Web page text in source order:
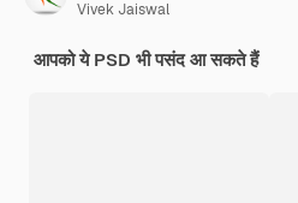
Vivek Jaiswal
आपको ये PSD भी पसंद आ सकते हैं